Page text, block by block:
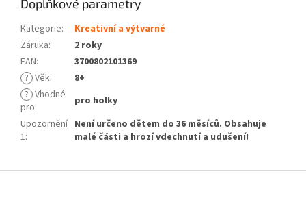
Doplňkové parametry
Kategorie:
Kreativní a výtvarné
Záruka:
2 roky
EAN:
3700802101369
? Věk:
8+
? Vhodné
pro:
pro holky
Upozornění
1:
Není určeno dětem do 36 měsíců. Obsahuje
malé části a hrozí vdechnutí a udušení!